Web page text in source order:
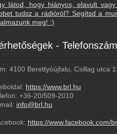
látod, hogy hiányos, elavult
tudsz a rádióról? Segítsd a
meg! :)
-
4100 Berettyóújfalu, Csillag utca
https://www.brl.hu
+36-20/509-2010
info@brl.hu
https://www.facebook.com/